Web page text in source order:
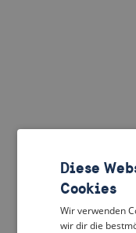
Diese
Cookies
Wir verwenden
wir dir die